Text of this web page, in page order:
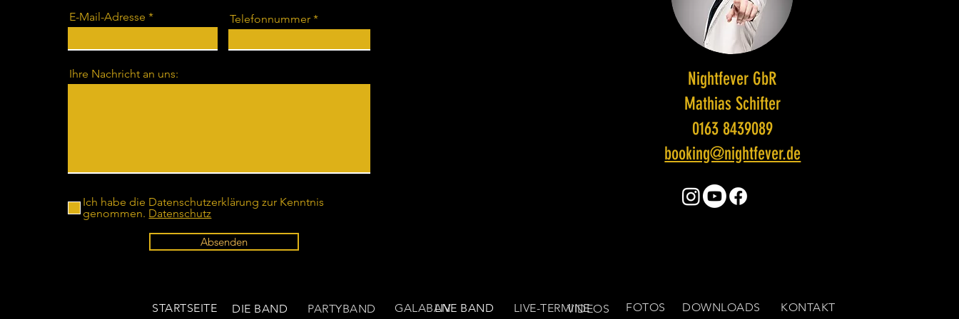
E-Mail-Adresse Telefonnummer
Ihre Nachricht an uns:
Ich habe die Datenschutzerklärung zur Kenntnis
genommen. Datenschutz
Absenden
STARTSEITE DIE BAND PARTYBAND GALABANDLIVE BAND
Nightfever GbR
Mathias Schifter
0163 8439089
booking@nightfever.de
VIDEOS FOTOS DOWNLOADS KONTAKT
LIVE-TERMINE